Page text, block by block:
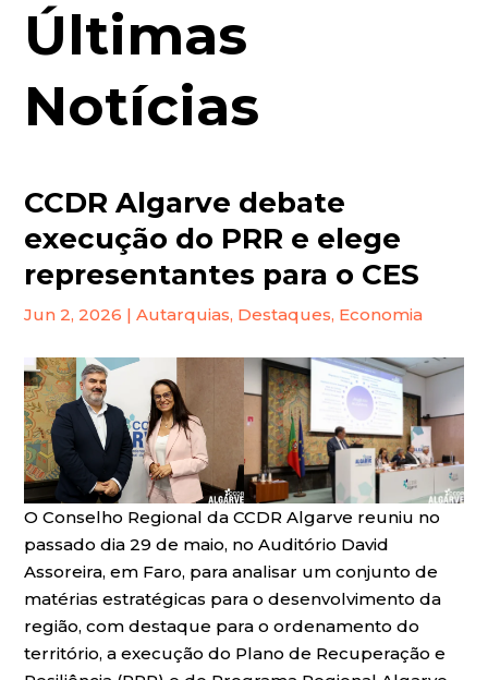
Últimas
Notícias
CCDR Algarve debate
execução do PRR e elege
representantes para o CES
Jun 2, 2026 |Autarquias, Destaques, Economia
O Conselho Regional da CCDR Algarve reuniu no
passado dia 29 de maio, no Auditório David
Assoreira, em Faro, para analisar um conjunto de
matérias estratégicas para o desenvolvimento da
região, com destaque para o ordenamento do
território, a execução do Plano de Recuperação e